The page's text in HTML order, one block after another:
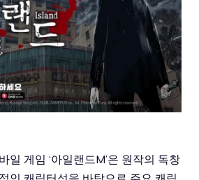
일 게임 ‘아일랜드M’은 원작의 독창